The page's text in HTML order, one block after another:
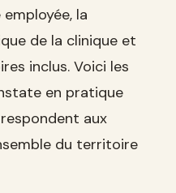
la
de la clinique et
inclus. Voici les
en pratique
aux
du territoire